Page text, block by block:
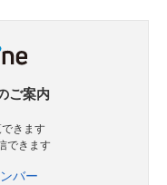
ご案内
きます
できます
バー